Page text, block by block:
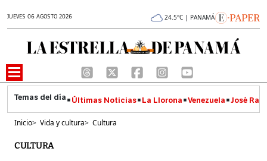
JUEVES 06 AGOSTO 2026 24.5°C | PANAMÁ
Últimas Noticias La Llorona Venezuela José
Inicio> Vida y cultura> Cultura
CULTURA